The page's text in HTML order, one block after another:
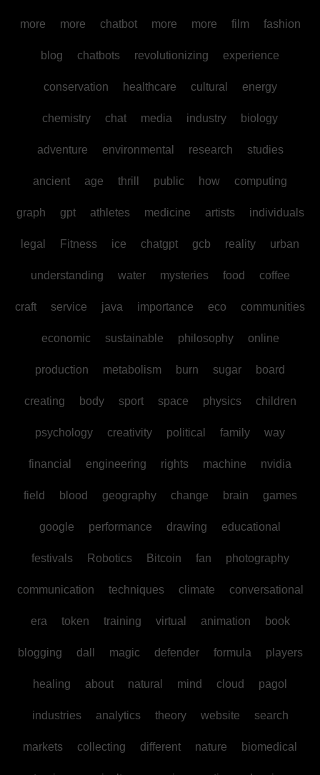
more more chatbot more more film fashion
blog chatbots revolutionizing experience
conservation healthcare cultural energy
chemistry chat media industry biology
adventure environmental research studies
ancient age thrill public how computing
graph gpt athletes medicine artists individuals
legal Fitness ice chatgpt gcb reality urban
understanding water mysteries food coffee
craft service java importance eco communities
economic sustainable philosophy online
production metabolism burn sugar board
creating body sport space physics children
psychology creativity political family way
financial engineering rights machine nvidia
field blood geography change brain games
google performance drawing educational
festivals Robotics Bitcoin fan photography
communication techniques climate conversational
era token training virtual animation book
blogging dall magic defender formula players
healing about natural mind cloud pagol
industries analytics theory website search
markets collecting different nature biomedical